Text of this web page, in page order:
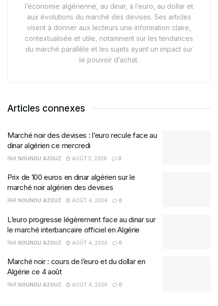
l’économie algérienne, au dinar, à l’euro, au dollar et
aux évolutions du marché des devises. Ses articles
visent à donner aux lecteurs une information claire,
contextualisée et utile, notamment sur les tendances
du marché parallèle et les sujets ayant un impact sur
le pouvoir d’achat.
Articles connexes
Marché noir des devises : l’euro recule face au
dinar algérien ce mercredi
PAR NOUNOU AZOUZ AOÛT 5, 2026 0
Prix de 100 euros en dinar algérien sur le
marché noir algérien des devises
PAR NOUNOU AZOUZ AOÛT 4, 2026 0
L’euro progresse légèrement face au dinar sur
le marché interbancaire officiel en Algérie
PAR NOUNOU AZOUZ AOÛT 4, 2026 0
Marché noir : cours de l’euro et du dollar en
Algérie ce 4 août
PAR NOUNOU AZOUZ AOÛT 4, 2026 0